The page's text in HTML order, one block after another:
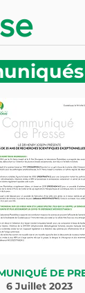
DE
6 Juillet 2023